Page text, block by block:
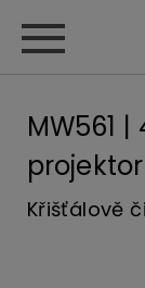
MW561
Křišťálově